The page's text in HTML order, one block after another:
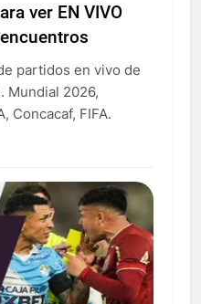
ver EN VIVO
partidos en vivo de
Mundial 2026,
Concacaf, FIFA.